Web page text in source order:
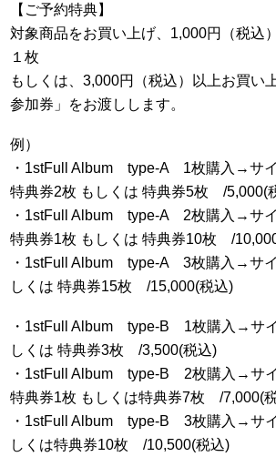
【ご予約特典】
対象商品をお買い上げ、1,000円（税込
１枚
もしくは、3,000円（税込）以上お買い
参加券」をお渡しします。
例）
・1stFull Album type-A 1枚購入→サイ
特典券2枚 もしくは 特典券5枚 /5,000(
・1stFull Album type-A 2枚購入→サイ
特典券1枚 もしくは 特典券10枚 /
・1stFull Album type-A 3枚購入→サイ
しくは 特典券15枚 /15,000(税込)
・1stFull Album type-B 1枚購入→サ
しくは 特典券3枚 /3,500(税込)
・1stFull Album type-B 2枚購入→サイ
特典券1枚 もしくは特典券7枚 /7,000(
・1stFull Album type-B 3枚購入→サ
しくは特典券10枚 /10,500(税込)